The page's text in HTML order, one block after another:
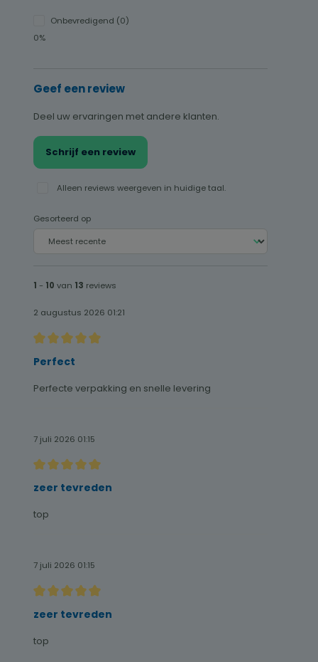
Onbevredigend (0)
0%
Geef een review
Deel uw ervaringen met andere klanten.
Schrijf een review
Alleen reviews weergeven in huidige taal.
Gesorteerd op
1 - 10 van 13 reviews
2 augustus 2026 01:21
Recensie met een waardering van 5 van de 5 sterren
Perfect
Perfecte verpakking en snelle levering
7 juli 2026 01:15
Recensie met een waardering van 5 van de 5 sterren
zeer tevreden
top
7 juli 2026 01:15
Recensie met een waardering van 5 van de 5 sterren
zeer tevreden
top